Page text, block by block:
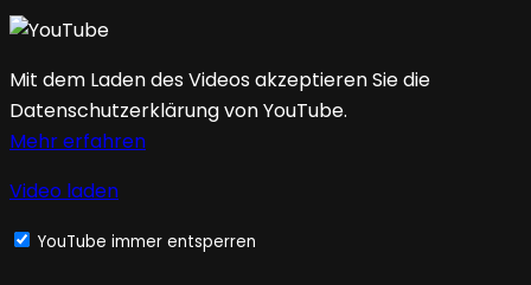
Mit dem Laden des Videos akzeptieren Sie die
Datenschutzerklärung von YouTube.
Mehr erfahren
Video laden
YouTube immer entsperren